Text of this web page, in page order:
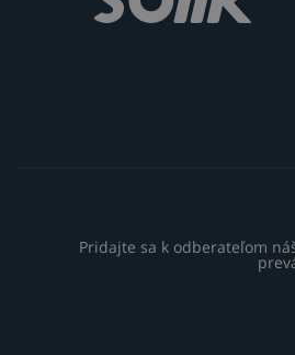
Pridajte sa k odberateľom